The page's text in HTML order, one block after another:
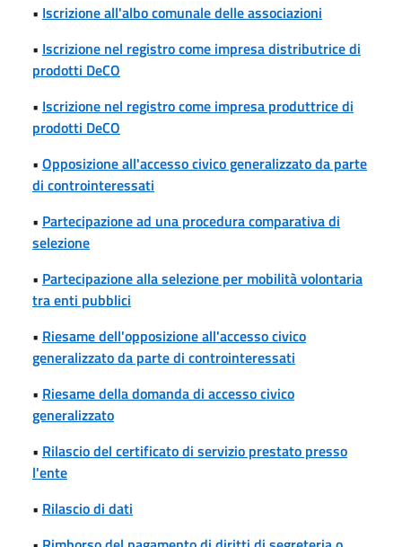
• Iscrizione all'albo comunale delle associazioni
• Iscrizione nel registro come impresa distributrice di
prodotti DeCO
• Iscrizione nel registro come impresa produttrice di
prodotti DeCO
• Opposizione all'accesso civico generalizzato da parte
di controinteressati
• Partecipazione ad una procedura comparativa di
selezione
• Partecipazione alla selezione per mobilità volontaria
tra enti pubblici
• Riesame dell'opposizione all'accesso civico
generalizzato da parte di controinteressati
• Riesame della domanda di accesso civico
generalizzato
• Rilascio del certificato di servizio prestato presso
l'ente
• Rilascio di dati